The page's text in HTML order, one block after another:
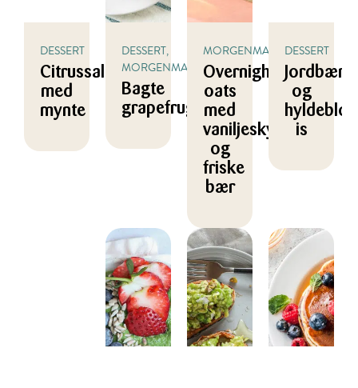
DESSERT
Citrussalat
med
mynte
DESSERT,
MORGENMAD
Bagte
grapefrugter
MORGENMAD
Overnight
oats
med
vaniljeskyr
og
friske
bær
DESSERT
Jordbær-
og
is